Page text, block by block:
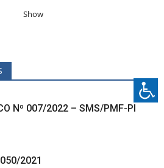
Show
Nº 007/2022 – SMS/PMF-PI
050/2021